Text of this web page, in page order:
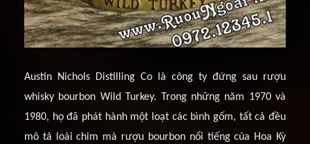
Austin Nichols Distilling Co là công ty đứng sau rượu
whisky bourbon Wild Turkey. Trong những năm 1970 và
1980, họ đã phát hành một loạt các bình gốm, tất cả đều
mô tả loài chim mà rượu bourbon nổi tiếng của Hoa Kỳ